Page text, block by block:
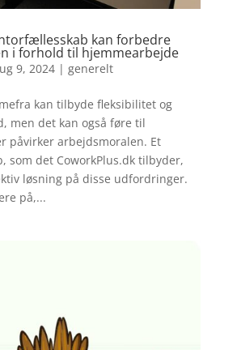
kan forbedre
i forhold til hjemmearbejde
9, 2024| generelt
kan tilbyde fleksibilitet og
men det kan også føre til
påvirker arbejdsmoralen. Et
som det CoworkPlus.dk tilbyder,
løsning på disse udfordringer.
på,...